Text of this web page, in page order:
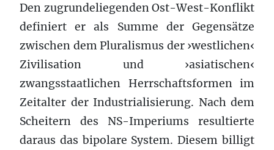
Den zugrundeliegenden Ost-West-Konflikt
definiert er als Summe der Gegensätze
zwischen dem Pluralismus der ›westlichen‹
Zivilisation und ›asiatischen‹
zwangsstaatlichen Herrschaftsformen im
Zeitalter der Industrialisierung. Nach dem
Scheitern des NS-Imperiums resultierte
daraus das bipolare System. Diesem billigt